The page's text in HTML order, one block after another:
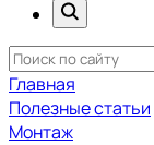
Главная
Полезные статьи
Монтаж